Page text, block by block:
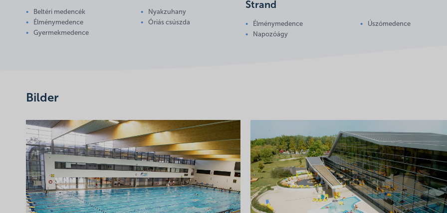
Beltéri medencék
Élménymedence
Gyermekmedence
Nyakzuhany
Óriás csúszda
Strand
Élménymedence
Napozóágy
Úszómedence
Bilder